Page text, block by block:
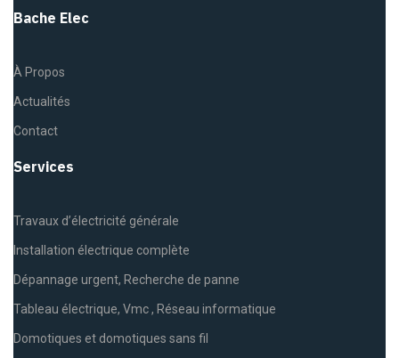
Bache Elec
À Propos
Actualités
Contact
Services
Travaux d’électricité générale
Installation électrique complète
Dépannage urgent, Recherche de panne
Tableau électrique, Vmc , Réseau informatique
Domotiques et domotiques sans fil